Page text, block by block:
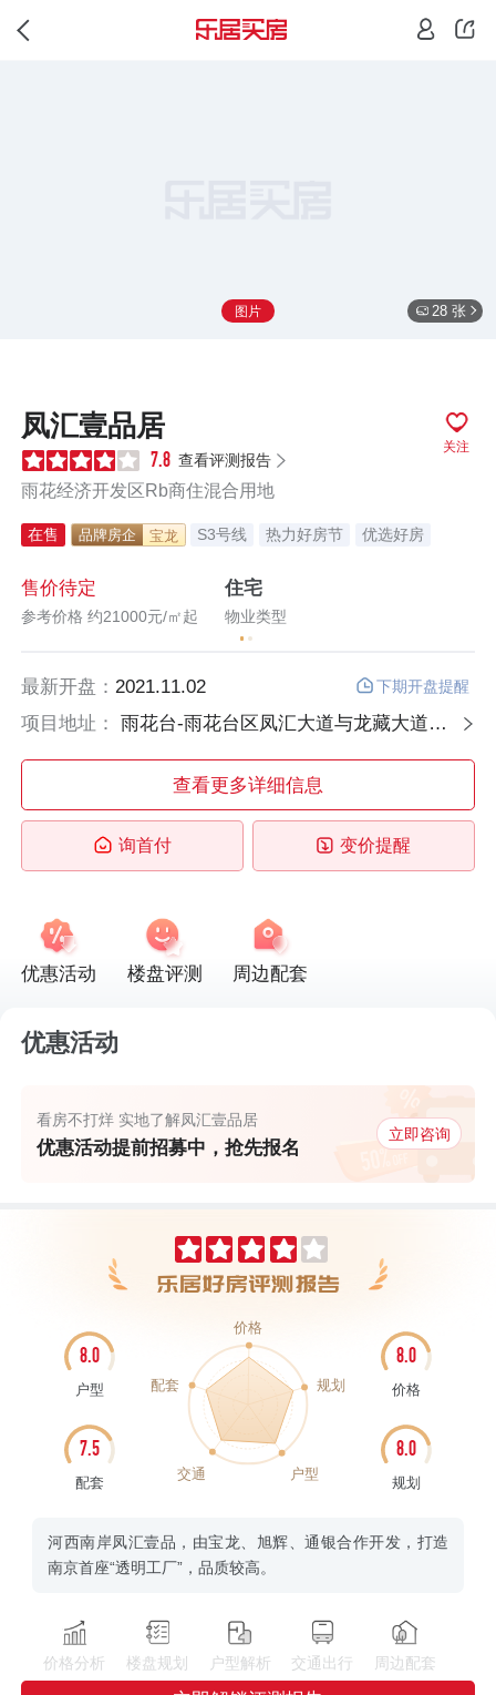
图片 28 张
关注
凤汇壹品居
7.8 查看评测报告
雨花经济开发区Rb商住混合用地
在售 品牌房企 宝龙 S3号线 热力好房节 优选好房
售价待定
参考价格 约21000元/㎡起
住宅
物业类型
最新开盘： 2021.11.02 下期开盘提醒
项目地址： 雨花台-雨花台区凤汇大道与龙藏大道交汇处
查看更多详细信息
询首付 变价提醒
优惠活动 楼盘评测 周边配套
优惠活动
看房不打烊 实地了解凤汇壹品居
优惠活动提前招募中，抢先报名
立即咨询
8.0
户型
7.5
配套
8.0
价格
8.0
规划
户型
交通
配套
价格
规划
河西南岸凤汇壹品，由宝龙、旭辉、通银合作开发，打造
南京首座“透明工厂”，品质较高。
价格分析 楼盘规划 户型解析 交通出行 周边配套